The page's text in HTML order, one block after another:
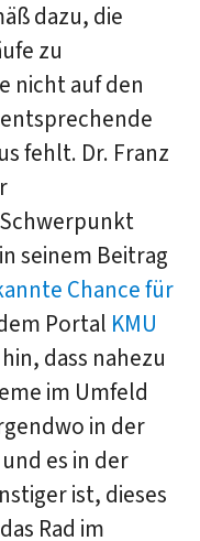
dazu, die
zu
nicht auf den
fehlt. Dr. Franz
seinem Beitrag
Chance für
Portal KMU
dass nahezu
im Umfeld
in der
es in der
ist, dieses
Rad im